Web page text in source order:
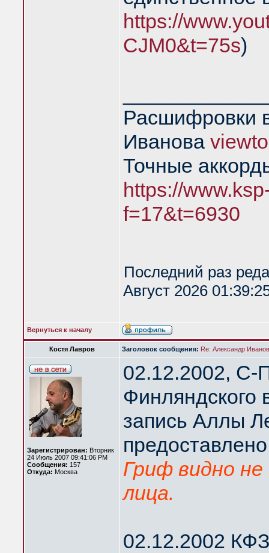
https://
CJM0&t=75s)
Расшифровки
Иванова
Точные
https://
f=17&t=6930
Последний раз
Август 2026
Вернуться к началу
Костя Лавров Заголовок сообщения: Re: Александр
Зарегистрирован: Вторник
24 Июль 2007 09:41:06 PM
Сообщения: 157
Откуда: Москва
02.12.2002, С-
Финляндского
запись Аллы
Гриф видно не
лица.
02.12.2002